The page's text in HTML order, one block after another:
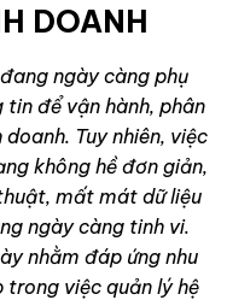
DOANH
ngày càng phụ
để vận hành, phân
Tuy nhiên, việc
không hề đơn giản,
mất mát dữ liệu
ngày càng tinh vi.
nhằm đáp ứng nhu
việc quản lý hệ